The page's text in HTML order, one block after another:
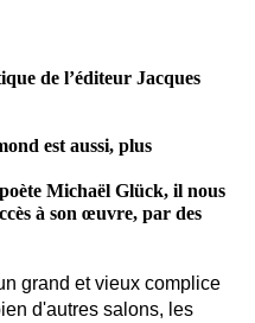
de l’éditeur Jacques
est aussi, plus
Michaël Glück, il nous
à son œuvre, par des
grand et vieux complice
d'autres salons, les